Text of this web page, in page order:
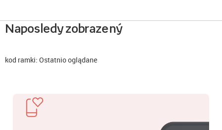
Naposledy zobrazený
kod ramki: Ostatnio oglądane